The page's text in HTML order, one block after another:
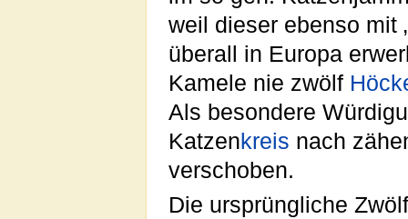
weil dieser ebenso mit
überall in Europa
Kamele nie zwölf
Als besondere
Katzenkreis nach
verschoben.
Die ursprüngliche